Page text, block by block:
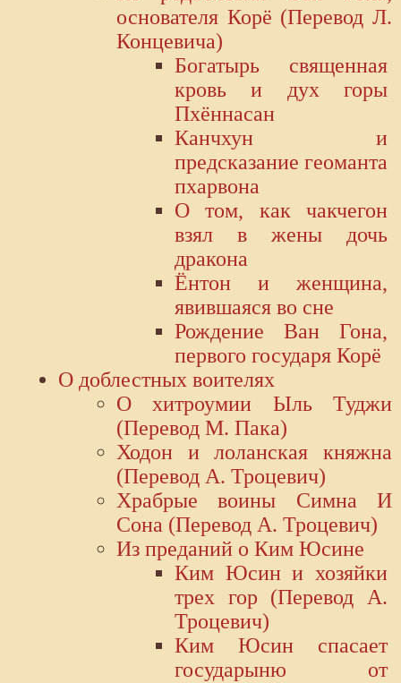
основателя Корё (Перевод Л.
Концевича)
Богатырь священная
кровь и дух горы
Пхённасан
Канчхун и
предсказание геоманта
пхарвона
О том, как чакчегон
взял в жены дочь
дракона
Ёнтон и женщина,
явившаяся во сне
Рождение Ван Гона,
первого государя Корё
О доблестных воителях
О хитроумии Ыль Туджи
(Перевод М. Пака)
Ходон и лоланская княжна
(Перевод А. Троцевич)
Храбрые воины Симна И
Сона (Перевод А. Троцевич)
Из преданий о Ким Юсине
Ким Юсин и хозяйки
трех гор (Перевод А.
Троцевич)
Ким Юсин спасает
государыню от